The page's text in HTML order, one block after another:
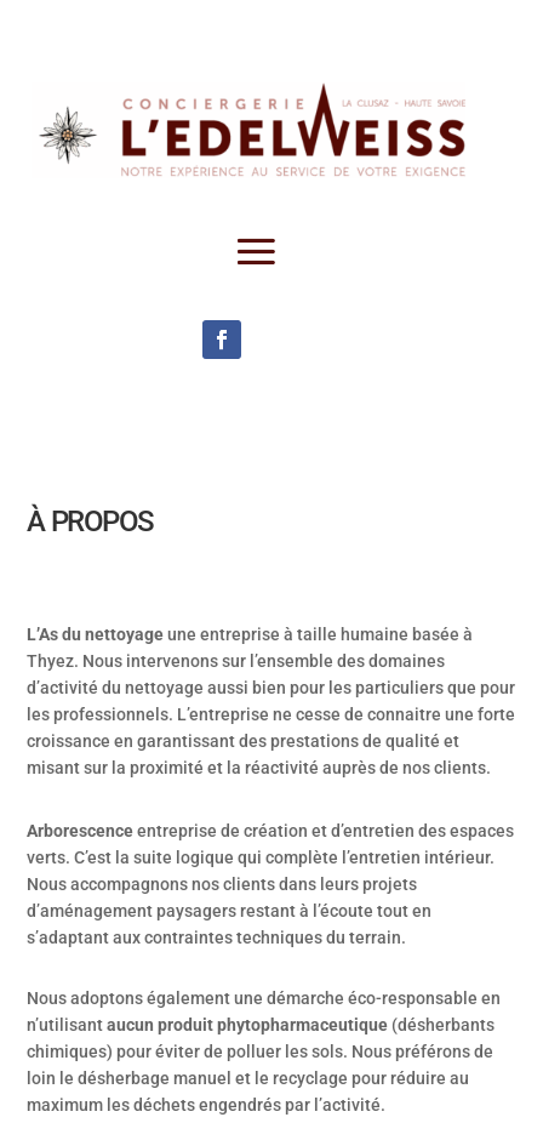
À PROPOS
L’As du nettoyageune entreprise à taille humaine basée à
Thyez. Nous intervenons sur l’ensemble des domaines
d’activité du nettoyage aussi bien pour les particuliers que pour
les professionnels. L’entreprise ne cesse de connaitre une forte
croissance en garantissant des prestations de qualité et
misant sur la proximité et la réactivité auprès de nos clients.
Arborescence entreprise de création et d’entretien des espaces
verts. C’est la suite logique qui complète l’entretien intérieur.
Nous accompagnons nos clients dans leurs projets
d’aménagement paysagers restant à l’écoute tout en
s’adaptant aux contraintes techniques du terrain.
Nous adoptons également une démarche éco-responsable en
n’utilisantaucun produit phytopharmaceutique (désherbants
chimiques) pour éviter de polluer les sols. Nous préférons de
loin le désherbage manuel et le recyclage pour réduire au
maximum les déchets engendrés par l’activité.